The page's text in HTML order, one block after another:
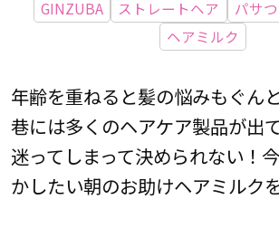
GINZUBA ストレートヘア パサ
ヘアミルク
年齢を重ねると髪の悩みもぐん
巷には多くのヘアケア製品が出
迷ってしまって決められない！
かしたい朝のお助けヘアミルク